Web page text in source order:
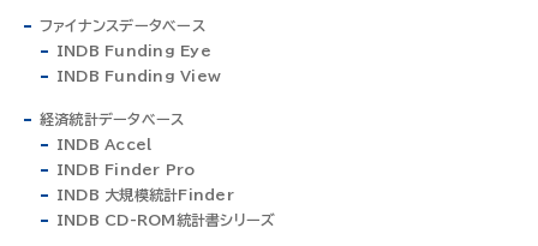
ファイナンスデータベース
INDB Funding Eye
INDB Funding View
経済統計データベース
INDB Accel
INDB Finder Pro
INDB 大規模統計Finder
INDB CD-ROM統計書シリーズ